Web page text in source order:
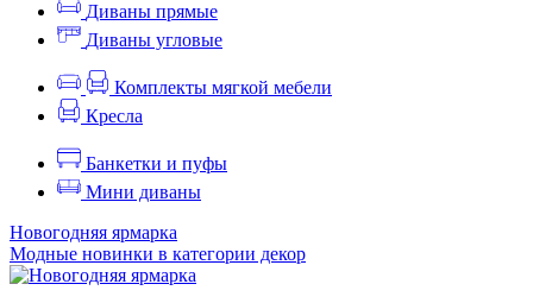
Диваны прямые
Диваны угловые
Комплекты мягкой мебели
Кресла
Банкетки и пуфы
Мини диваны
Новогодняя ярмарка
Модные новинки в категории декор